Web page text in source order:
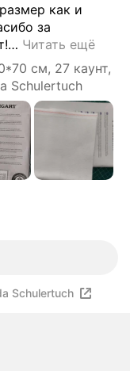
как и
за
… Читать ещё
см, 27 каунт,
Schulertuch
Schulertuch